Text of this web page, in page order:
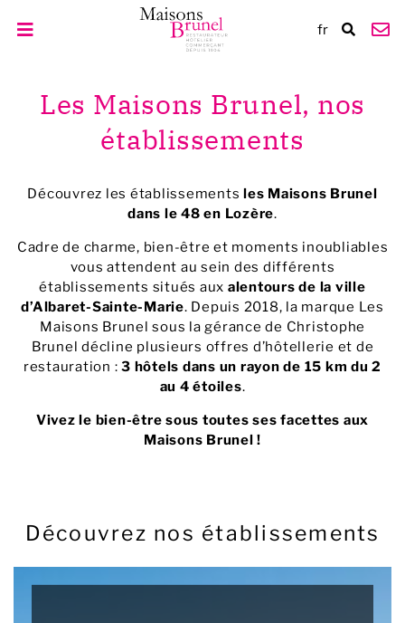
fr
Les Maisons Brunel, nos
établissements
Découvrez les établissementsles Maisons Brunel
dans le 48 en Lozère.
Cadre de charme, bien-être et moments inoubliables
vous attendent au sein des différents
établissements situés aux alentours de la ville
d’Albaret-Sainte-Marie. Depuis 2018, la marque Les
Maisons Brunel sous la gérance de Christophe
Brunel décline plusieurs offres d’hôtellerie et de
restauration :3 hôtels dans un rayon de 15 km du 2
au 4 étoiles.
Vivez le bien-être sous toutes ses facettes aux
Maisons Brunel !
Découvrez nos établissements